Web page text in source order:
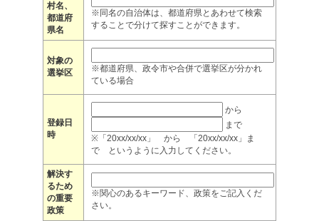
村名、
都道府
県名
※同名の自治体は、都道府県とあわせて検索
することで分けて探すことができます。
対象の
選挙区
※都道府県、政令市や合併で選挙区が分かれ
ている場合
登録日
時
から
まで
※「20xx/xx/xx」 から 「20xx/xx/xx」ま
で というように入力してください。
解決す
るため
の重要
政策
※関心のあるキーワード、政策をご記入くだ
さい。